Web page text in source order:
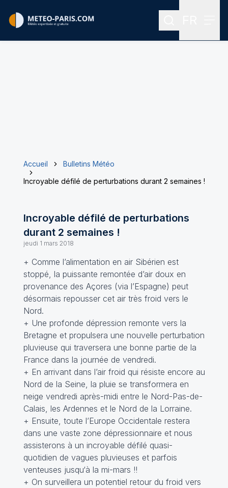
Rechercher
Accueil
Bulletins Météo
Incroyable défilé de perturbations durant 2 semaines !
Incroyable défilé de perturbations
durant 2 semaines !
jeudi 1 mars 2018
+ Comme l’alimentation en air Sibérien est
stoppé, la puissante remontée d’air doux en
provenance des Açores (via l’Espagne) peut
désormais repousser cet air très froid vers le
Nord.
+ Une profonde dépression remonte vers la
Bretagne et propulsera une nouvelle perturbation
pluvieuse qui traversera une bonne partie de la
France dans la journée de vendredi.
+ En arrivant dans l’air froid qui résiste encore au
Nord de la Seine, la pluie se transformera en
neige vendredi après-midi entre le Nord-Pas-de-
Calais, les Ardennes et le Nord de la Lorraine.
+ Ensuite, toute l’Europe Occidentale restera
dans une vaste zone dépressionnaire et nous
assisterons à un incroyable défilé quasi-
quotidien de vagues pluvieuses et parfois
venteuses jusqu‘à la mi-mars !!
+ On surveillera un potentiel retour du froid vers